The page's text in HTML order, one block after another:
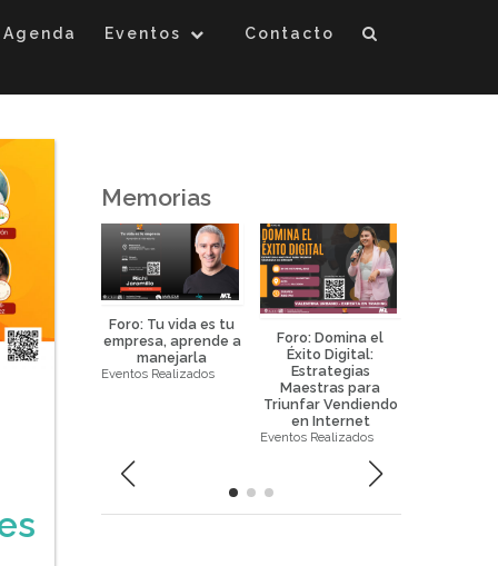
Agenda Eventos Contacto
Memorias
y
science
Foro: Tu vida es tu
empresa, aprende a
manejarla
Eventos Realizados
Foro: Domina el
Éxito Digital:
Estrategias
Maestras para
Triunfar Vendiendo
en Internet
Eventos Realizados